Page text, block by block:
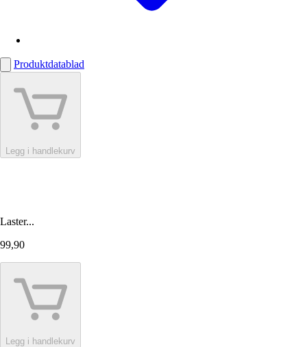
Produktdatablad
Legg i handlekurv
Laster...
99,90
Legg i handlekurv